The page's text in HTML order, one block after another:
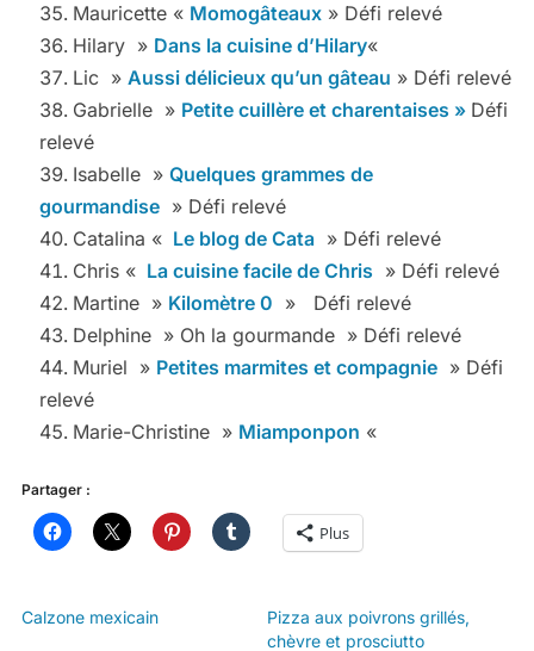
Mauricette « Momogâteaux» Défi relevé
Hilary » Dans la cuisine d’Hilary«
Lic » Aussi délicieux qu’un gâteau » Défi relevé
Gabrielle » Petite cuillère et charentaises » Défi
relevé
Isabelle » Quelques grammes de
gourmandise» Défi relevé
Catalina « Le blog de Cata» Défi relevé
Chris « La cuisine facile de Chris » Défi relevé
Martine » Kilomètre 0 » Défi relevé
Delphine » Oh la gourmande » Défi relevé
Muriel » Petites marmites et compagnie» Défi
relevé
Marie-Christine » Miamponpon «
Partager :
Plus
Calzone mexicain
Pizza aux poivrons grillés,
chèvre et prosciutto